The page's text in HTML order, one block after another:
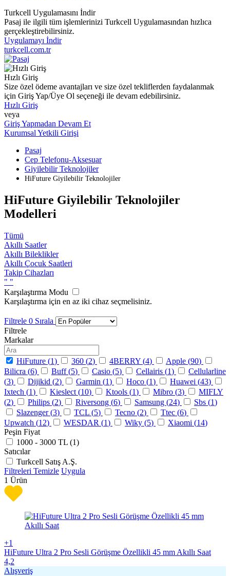
Turkcell Uygulamasını İndir
Pasaj ile ilgili tüm işlemlerinizi Turkcell Uygulamasından hızlıca
gerçekleştirebilirsiniz.
Uygulamayı İndir
turkcell.com.tr
Hızlı Giriş
Size özel ödeme avantajları ve size özel tekliflerden faydalanmak
için Giriş Yap/Üye Ol seçeneği ile devam edebilirsiniz.
Hızlı Giriş
veya
Giriş Yapmadan Devam Et
Kurumsal Yetkili Girişi
Pasaj
Cep Telefonu-Aksesuar
Giyilebilir Teknolojiler
HiFuture Giyilebilir Teknolojiler
HiFuture Giyilebilir Teknolojiler
Modelleri
Tümü
Akıllı Saatler
Akıllı Bileklikler
Akıllı Çocuk Saatleri
Takip Cihazları
" "
Karşılaştırma Modu
Karşılaştırma için en az iki cihaz seçmelisiniz.
Filtrele 0 Sırala
Filtrele
Markalar
HiFuture (1) 360 (2) 4BERRY (4) Apple (90)
Bilicra (6) Buff (5) Casio (5) Cellairis (1)
Cellularline
(3) Dijikid (2) Garmin (1) Hoco (1) Huawei (43)
Ixtech (1) Kieslect (10) Ktools (1) Mibro (3)
MIFLY
(2) Philips (2) Riversong (6) Samsung (24) Sbs (1)
Slazenger (3) TCL (5) Tecno (2) Ttec (6)
Upwatch (12) WESDAR (1) Wiky (5) Xiaomi (14)
Peşin Fiyat
1000 - 3000 TL (1)
Satıcılar
Turkcell Satış A.Ş.
Filtreleri Temizle Uygula
1 Ürün
+1
HiFuture Ultra 2 Pro Sesli Görüşme Özellikli 45 mm Akıllı Saat
4,2
Alışveriş